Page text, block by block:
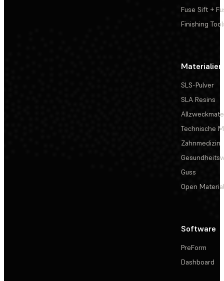
Fuse Sift +
Finishing
Materialien
SLS-Pulver
SLA Resins
Technische
Zahnmedizin
Guss
Open
Software
PreForm
Dashboard